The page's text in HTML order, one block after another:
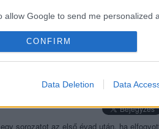
allow Google to send me personalized
allow Google to enable storage related
allow Google to enable storage related
CONFIRM
Data Deletion Data
KIS HAZUGSÁGOK -
sorozatot az első évad után, ha